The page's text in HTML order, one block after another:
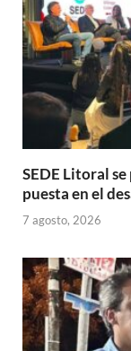
SEDE Litoral
puesta en el
7 agosto, 2026